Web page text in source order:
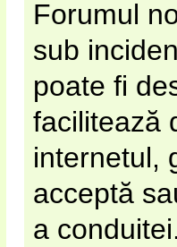
Forumul
sub
poate fi
facilitează
internetul,
acceptă
a